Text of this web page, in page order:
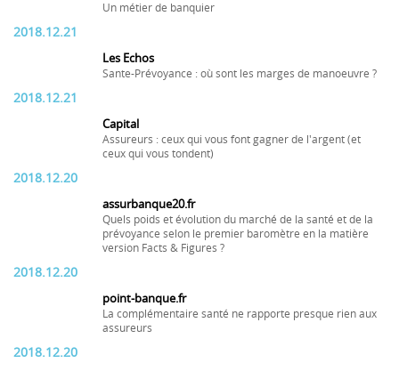
Un métier de banquier
2018.12.21
Les Echos
Sante-Prévoyance : où sont les marges de manoeuvre ?
2018.12.21
Capital
Assureurs : ceux qui vous font gagner de l'argent (et
ceux qui vous tondent)
2018.12.20
assurbanque20.fr
Quels poids et évolution du marché de la santé et de la
prévoyance selon le premier baromètre en la matière
version Facts & Figures ?
2018.12.20
point-banque.fr
La complémentaire santé ne rapporte presque rien aux
assureurs
2018.12.20